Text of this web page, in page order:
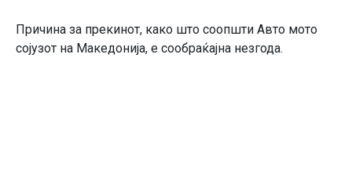
Причина за прекинот, како што соопшти Авто мото
сојузот на Македонија, е сообраќајна незгода.